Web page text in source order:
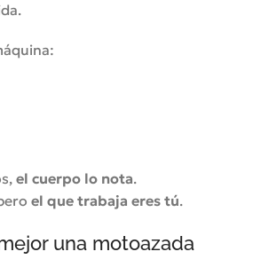
el cuerpo lo nota.
el que trabaja eres tú.
una motoazada